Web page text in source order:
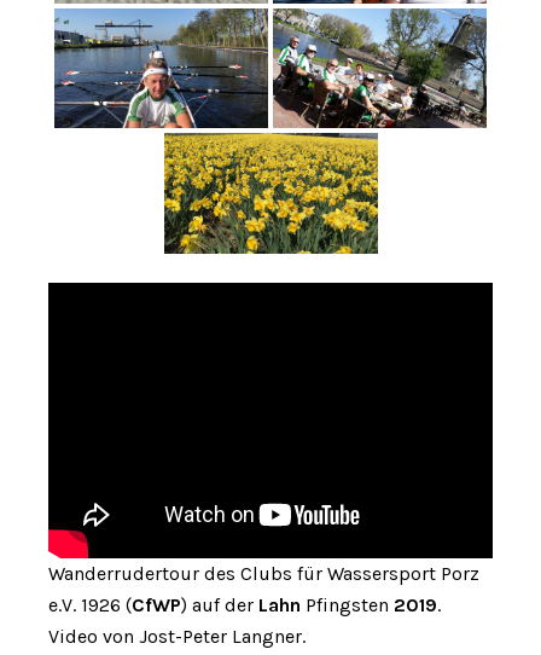
Wanderrudertour des Clubs für Wassersport Porz
e.V. 1926 (CfWP) auf der Lahn Pfingsten 2019.
Video von Jost-Peter Langner.